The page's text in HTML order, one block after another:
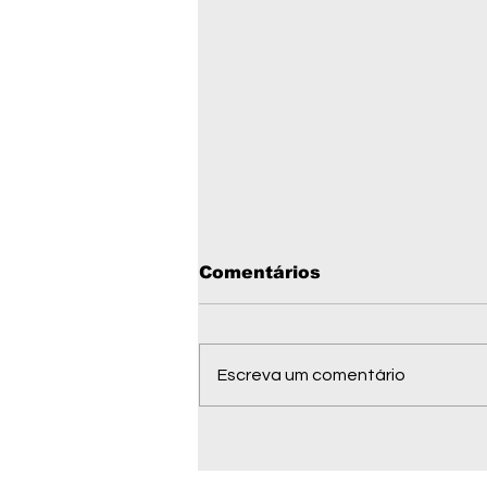
Comentários
Escreva um comentário